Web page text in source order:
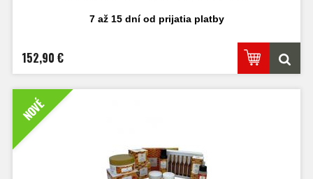
7 až 15 dní od prijatia platby
152,90 €
NOVÉ